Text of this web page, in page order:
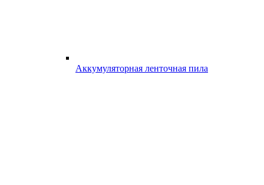
Аккумуляторная ленточная пила